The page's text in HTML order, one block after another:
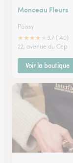
Monceau Fleurs
Poissy
★★★★
3.7 (140)
22, avenue du Cep
Voir la boutique